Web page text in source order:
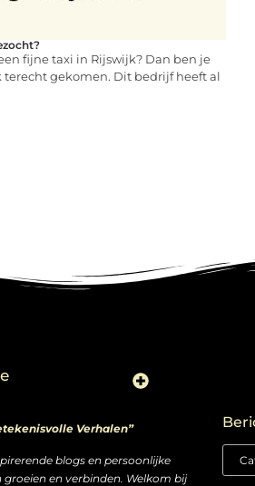
fijne taxi in Rijswijk? Dan ben je
terecht gekomen. Dit bedrijf heeft al
Verhalen”
blogs en persoonlijke
groeien en verbinden. Welkom bij